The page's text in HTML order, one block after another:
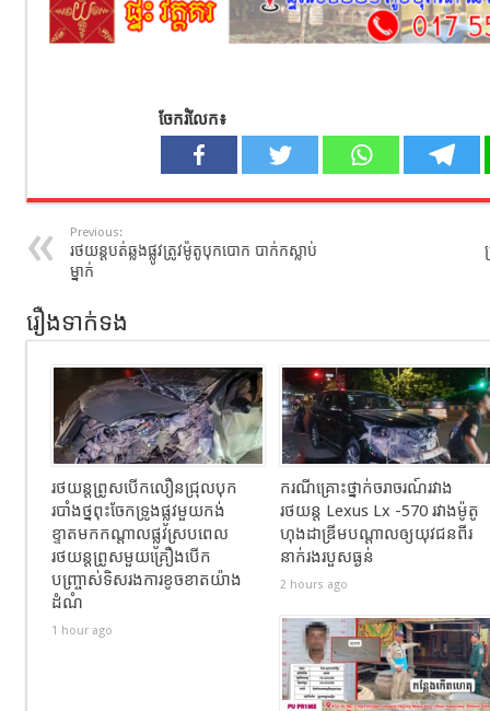
ចែករំលែក៖
Previous:
រថយន្តបត់ឆ្លងផ្លូវត្រូវម៉ូតូបុកបោក បាក់កស្លាប់
ម្នាក់
រឿងទាក់ទង
រថយន្តព្រូសបើកលឿនជ្រុលបុក
របាំងថ្នពុះចែកទ្រូងផ្លូវមួយកង់
ខ្ទាតមកកណ្តាលផ្លូវស្របពេល
រថយន្តព្រូសមួយគ្រឿងបើក
បញ្ច្រាស់ទិសរងការខូចខាតយ៉ាង
ដំណំ
1 hour ago
ករណីគ្រោះថ្នាក់ចរាចរណ៍រវាង
រថយន្ត Lexus Lx -570 រវាងម៉ូតូ
ហុងដាឌ្រីមបណ្ដាលឲ្យយុវជនពីរ
នាក់រងរបួសធ្ងន់
2 hours ago